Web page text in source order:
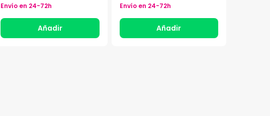
Envío en 24-72h
Añadir
Envío en 24-72h
Añadir